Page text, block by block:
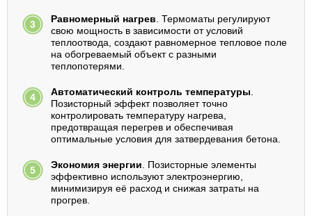
Равномерный нагрев . Термоматы регулируют
свою мощность в зависимости от условий
теплоотвода, создают равномерное тепловое поле
на обогреваемый объект с разными
теплопотерями.
Автоматический контроль температуры
Позисторный эффект позволяет точно
контролировать температуру нагрева,
предотвращая перегрев и обеспечивая
оптимальные условия для затвердевания бетона.
Экономия энергии . Позисторные элементы
эффективно используют электроэнергию,
минимизируя её расход и снижая затраты на
прогрев.